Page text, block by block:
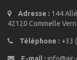
Adresse : 144
42120 Commelle
Téléphone : +33